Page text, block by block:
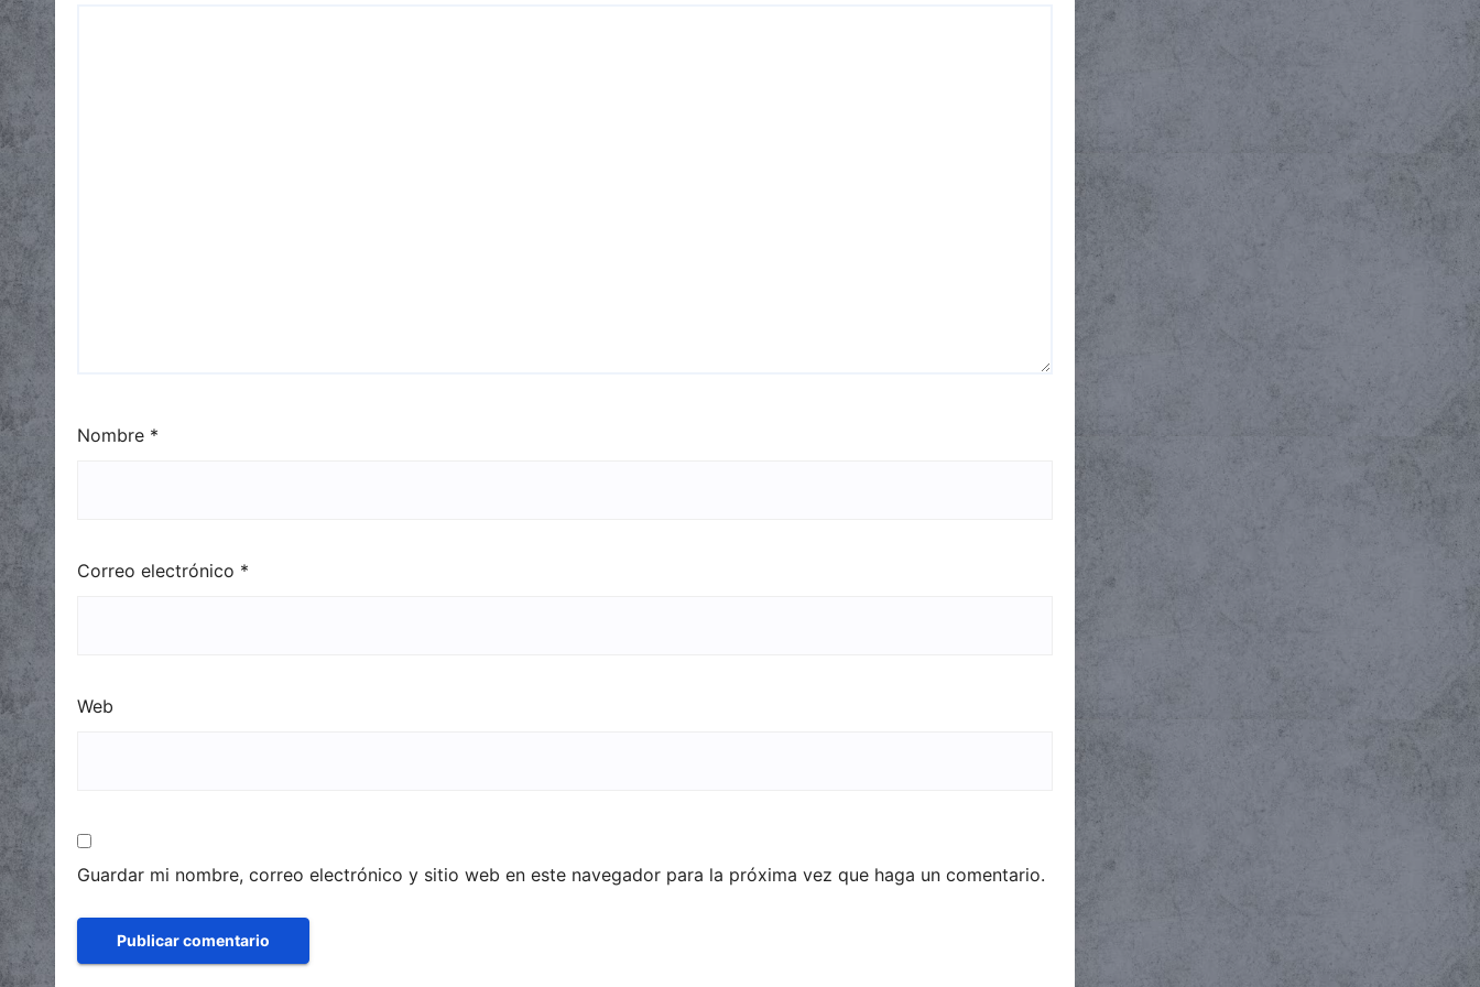
Nombre *
Correo electrónico *
Web
Guardar mi nombre, correo electrónico y sitio web en este navegador para la próxima vez que haga un comentario.